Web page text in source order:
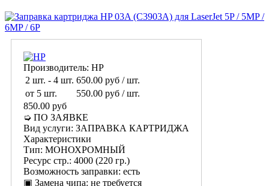
Производитель: HP
2 шт. - 4 шт. 650.00 руб / шт.
от 5 шт.
550.00 руб / шт.
850.00 руб
➭ ПО ЗАЯВКЕ
Вид услуги: ЗАПРАВКА КАРТРИДЖА
Характеристики
Тип: МОНОХРОМНЫЙ
Ресурс стр.: 4000 (220 гр.)
Возможность заправки: есть
▣ Замена чипа: не требуется